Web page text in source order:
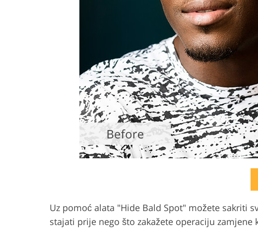
Uz pomoć alata "Hide Bald Spot" možete sakriti
stajati prije nego što zakažete operaciju